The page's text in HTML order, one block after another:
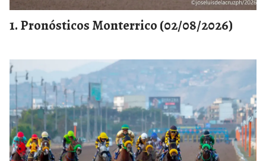
Pronósticos Monterrico (02/08/2026)